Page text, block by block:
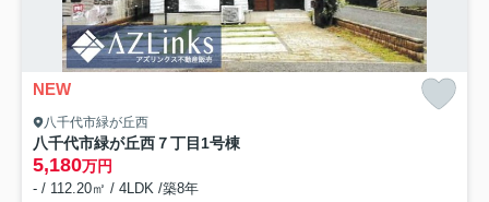
NEW
八千代市緑が丘西
八千代市緑が丘西７丁目1号棟
5,180万円
- / 112.20㎡ / 4LDK /築8年